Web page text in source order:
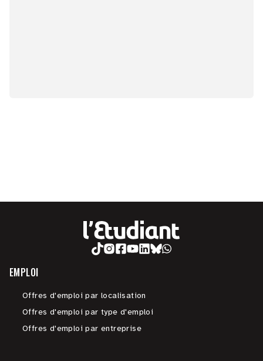
EMPLOI
Offres d'emploi par localisation
Offres d'emploi par type d'emploi
Offres d'emploi par entreprise